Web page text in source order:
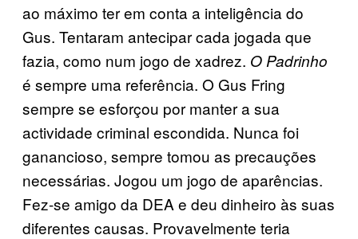
ao máximo ter em conta a inteligência do
Gus. Tentaram antecipar cada jogada que
fazia, como num jogo de xadrez. O Padrinho
é sempre uma referência. O Gus Fring
sempre se esforçou por manter a sua
actividade criminal escondida. Nunca foi
ganancioso, sempre tomou as precauções
necessárias. Jogou um jogo de aparências.
Fez-se amigo da DEA e deu dinheiro às suas
diferentes causas. Provavelmente teria